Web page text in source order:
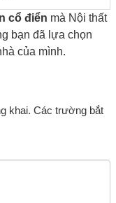
cổ điển mà Nội thất
bạn đã lựa chọn
của mình.
khai. Các trường bắt